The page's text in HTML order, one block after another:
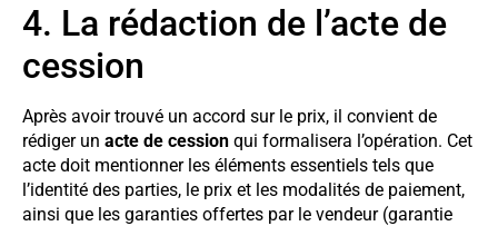
4. La rédaction de l’acte de
cession
Après avoir trouvé un accord sur le prix, il convient de
rédiger un acte de cession qui formalisera l’opération. Cet
acte doit mentionner les éléments essentiels tels que
l’identité des parties, le prix et les modalités de paiement,
ainsi que les garanties offertes par le vendeur (garantie